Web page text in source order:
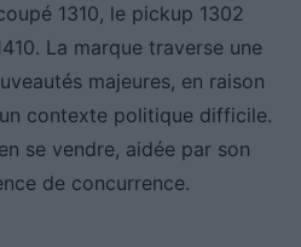
1310, le pickup 1302
La marque traverse une
majeures, en raison
contexte politique difficile.
se vendre, aidée par son
de concurrence.